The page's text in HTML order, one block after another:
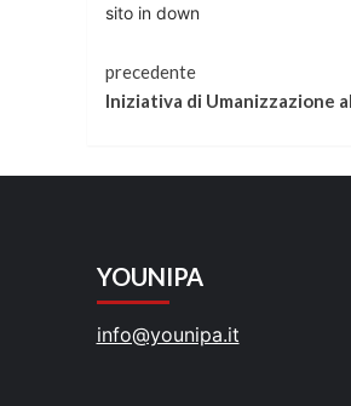
sito in down
Continua
leggere
precedente
Iniziativa di Umanizzazione
YOUNIPA
info@younipa.it